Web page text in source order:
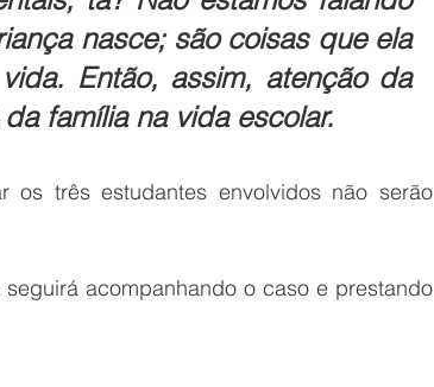
nasce; são coisas que ela
Então, assim, atenção da
família na vida escolar.
os três estudantes envolvidos não serão
acompanhando o caso e prestando